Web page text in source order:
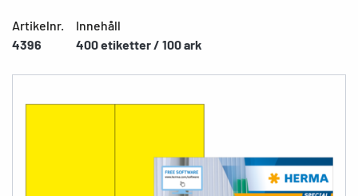
Artikelnr.
4396
Innehåll
400 etiketter / 100 ark